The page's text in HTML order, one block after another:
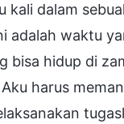
dalam
adalah waktu
bisa hidup di
harus